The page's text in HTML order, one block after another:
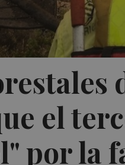
el
por la